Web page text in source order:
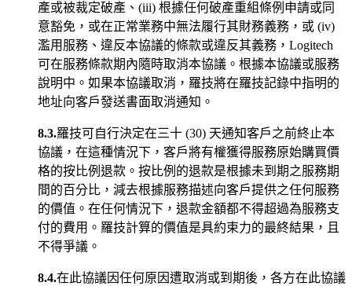
產或被裁定破產、(iii) 根據任何破產重組條例申請或同
意豁免，或在正常業務中無法履行其財務義務，或 (iv)
濫用服務、違反本協議的條款或違反其義務，Logitech
可在服務條款期內隨時取消本協議。根據本協議或服務
說明中。如果本協議取消，羅技將在羅技記錄中指明的
地址向客戶發送書面取消通知。
8.3.羅技可自行決定在三十 (30) 天通知客戶之前終止本
協議，在這種情況下，客戶將有權獲得服務原始購買價
格的按比例退款。按比例的退款是根據未到期之服務期
間的百分比，減去根據服務描述向客戶提供之任何服務
的價值。在任何情況下，退款金額都不得超過為服務支
付的費用。羅技計算的價值是具約束力的最終結果，且
不得爭議。
8.4.在此協議因任何原因遭取消或到期後，各方在此協議